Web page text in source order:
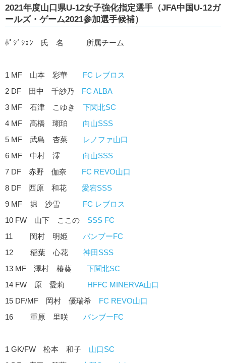
2021年度山口県U-12女子強化指定選手（JFA中国U-12ガ
ールズ・ゲーム2021参加選手候補）
ﾎﾟｼﾞｼｮﾝ 氏 名 所属チーム
1 MF 山本 彩華 FC レブロス
2 DF 田中 千紗乃 FC ALBA
3 MF 石津 こゆき 下関北SC
4 MF 髙橋 瑚珀 向山SSS
5 MF 武島 杏菜
レノファ山口
6 MF 中村 澪 向山SSS
7 DF 赤野 伽奈 FC REVO山口
8 DF 西原 和花 愛宕SSS
9 MF 堀 沙雪 FC レブロス
10 FW 山下 ここの SSS FC
11 岡村 明姫 バンブーFC
12 稲葉 心花 神田SSS
13 MF 澤村 椿葵 下関北SC
14 FW 原 愛莉 HFFC MINERVA山口
15 DF/MF 岡村 優瑞希 FC REVO山口
16 重原 里咲 バンブーFC
1 GK/FW 松本 和子 山口SC